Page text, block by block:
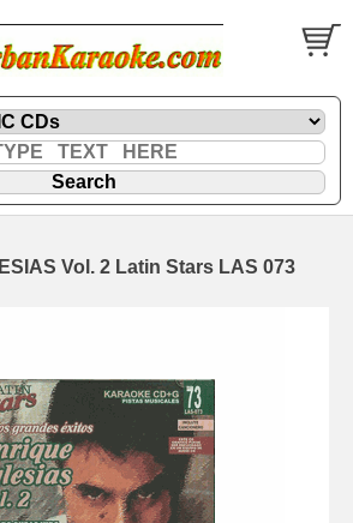
Vol. 2 Latin Stars LAS 073